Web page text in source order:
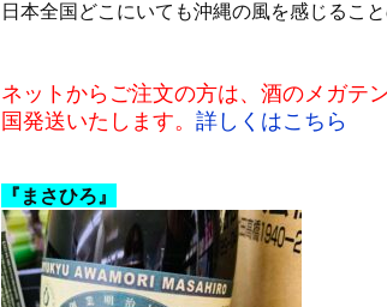
日本全国どこにいても沖縄の風を感じるこ
ネットからご注文の方は、酒のメガテ
国発送いたします。 詳しくはこちら
『まさひろ』